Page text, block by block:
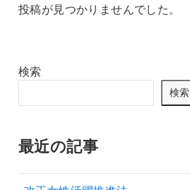
投稿が見つかりませんでした。
検索
検索
最近の記事